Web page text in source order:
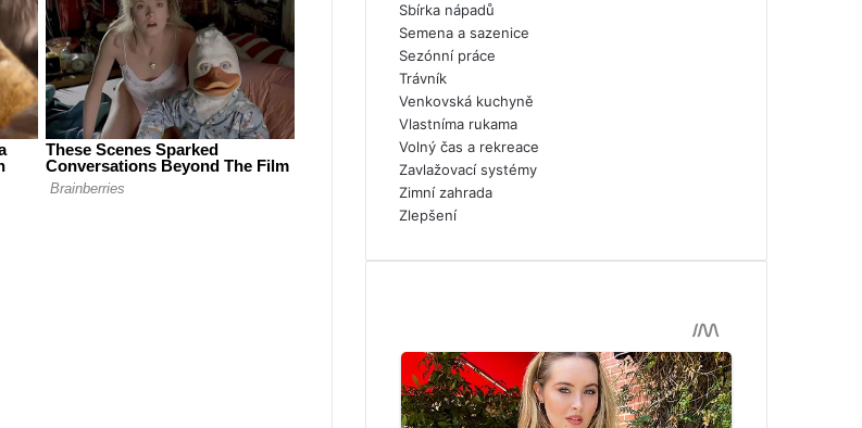
Sbírka nápadů
Semena a sazenice
Sezónní práce
Trávník
Venkovská kuchyně
Vlastníma rukama
Volný čas a rekreace
Zavlažovací systémy
Zimní zahrada
Zlepšení